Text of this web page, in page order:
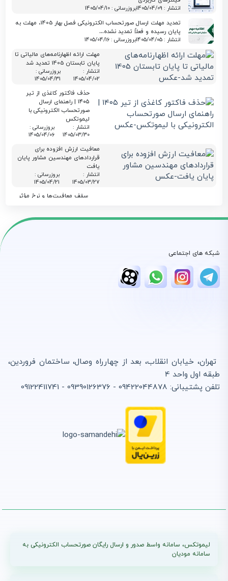
انتشار : 1405/04/09 بروزرسانی : 1405/04/10
تمدید مهلت ارسال صورتحساب الکترونیکی فصل بهار 1405، مهلت به
پایان رسیده و فعلاً تمدید نشده…
انتشار : 1405/04/05 بروزرسانی : 1405/04/16
مهلت ارائه اظهارنامه‌های مالیاتی تا
پایان تابستان 1405 تمدید شد
انتشار :
1405/04/02
بروزرسانی :
1405/04/31
حذف فاکتور کاغذی از تیر
۱۴۰۵ | راهنمای ارسال
صورتحساب الکترونیکی با
لیموتکس
انتشار :
1405/03/30
بروزرسانی :
1405/04/06
معافیت ارزش افزوده برای
قراردادهای مهندسین مشاور پایان
یافت
انتشار :
1405/03/27
بروزرسانی :
1405/04/21
سقف معافیت‌ها و نرخ مؤثر
لیموتکس
(گام ۱-۴) + ارسال صورتحساب با
1405/03/11
1405/04/22
بروزرسانی : 1405/03/09
شبکه های اجتماعی
تهران، خیابان انقلاب، بعد از چهارراه وصال، ساختمان فروردین،
طبقه اول واحد 4
تلفن پشتیبانی: 09422044878 - 09390126376 - 09122411741
لیموتکس، سامانه واسط صدور و ارسال رایگان صورتحساب الکترونیکی به
سامانه مودیان